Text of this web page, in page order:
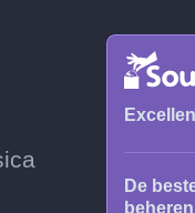
De